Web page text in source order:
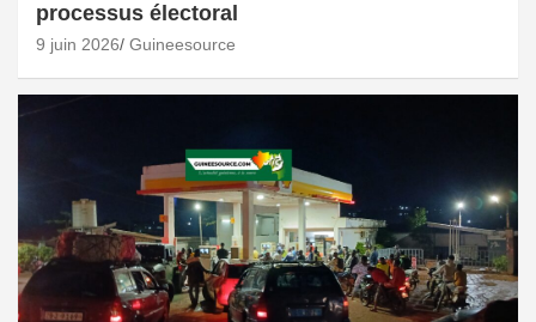
processus électoral
9 juin 2026 Guineesource